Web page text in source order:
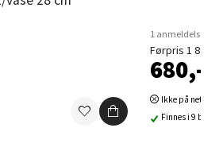
1 anmeldelse
Førpris 1 899,-
680,-
Ikke på
Finnes i 9
Senter Sandvika
1338 Sandvika